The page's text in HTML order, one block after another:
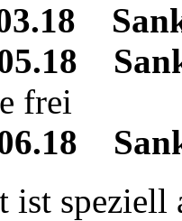
frei
ist